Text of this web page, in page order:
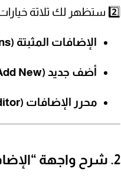
2️⃣ ستظهر لك ثلاثة خيارات رئيسية:
الإضافات المثبتة (Installed Plugins)
أضف جديد (Add New)
محرر الإضافات (Plugin Editor)
2. شرح واجهة “الإضافات المثبتة” (Installed Plugins)